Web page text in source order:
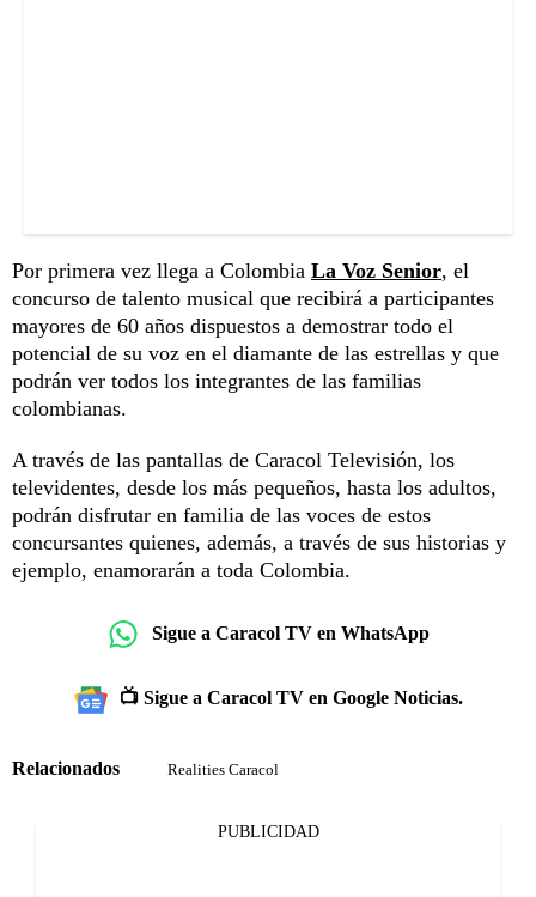
Por primera vez llega a Colombia La Voz Senior, el
concurso de talento musical que recibirá a participantes
mayores de 60 años dispuestos a demostrar todo el
potencial de su voz en el diamante de las estrellas y que
podrán ver todos los integrantes de las familias
colombianas.
A través de las pantallas de Caracol Televisión, los
televidentes, desde los más pequeños, hasta los adultos,
podrán disfrutar en familia de las voces de estos
concursantes quienes, además, a través de sus historias y
ejemplo, enamorarán a toda Colombia.
Sigue a Caracol TV en WhatsApp
📺 Sigue a Caracol TV en Google Noticias.
Relacionados Realities Caracol
PUBLICIDAD